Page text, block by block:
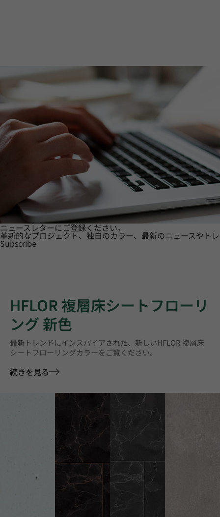
ニュースレターにご登録ください。
革新的なプロジェクト、独自のカラー、最新のニュースやト
Subscribe
HFLOR 複層床シートフローリ
ング 新色
最新トレンドにインスパイアされた、新しいHFLOR 複層床
シートフローリングカラーをご覧ください。
続きを見る